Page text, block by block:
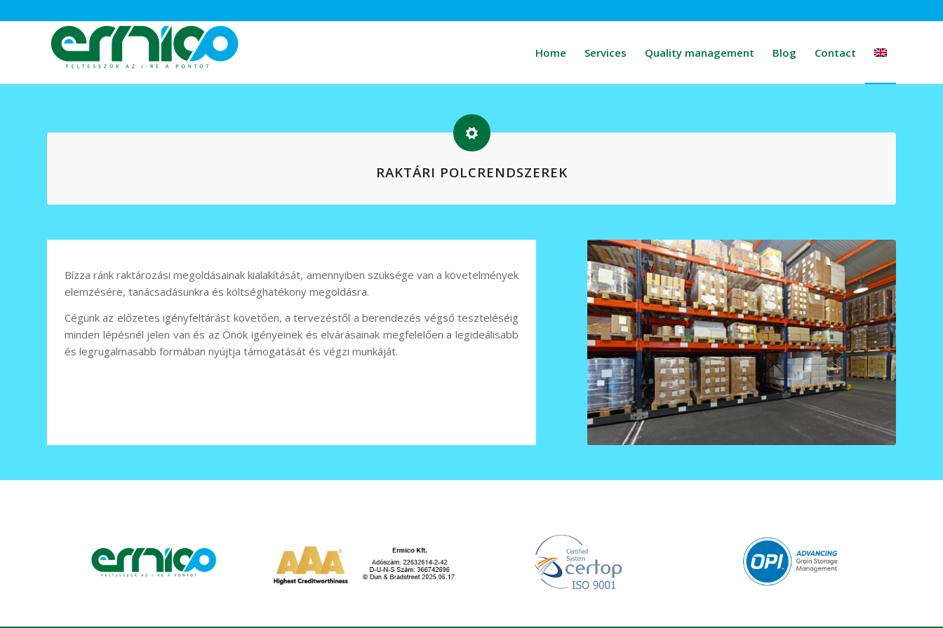
Home Services Quality management Blog Contact
RAKTÁRI POLCRENDSZEREK
Bízza ránk raktározási megoldásainak kialakítását, amennyiben szüksége van a követelmények
elemzésére, tanácsadásunkra és költséghatékony megoldásra.
Cégünk az előzetes igényfeltárást követően, a tervezéstől a berendezés végső teszteléséig
minden lépésnél jelen van és az Önök igényeinek és elvárásainak megfelelően a legideálisabb
és legrugalmasabb formában nyújtja támogatását és végzi munkáját.